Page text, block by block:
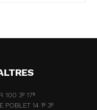
100 3º 17ª
POBLET 14 1ª 3º